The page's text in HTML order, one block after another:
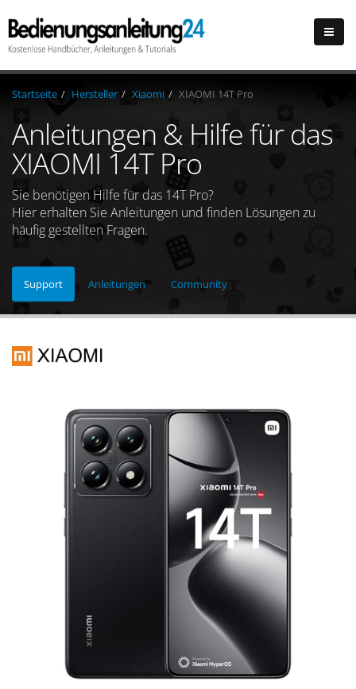
Startseite Hersteller Xiaomi XIAOMI 14T Pro
Anleitungen & Hilfe für das
XIAOMI 14T Pro
Sie benötigen Hilfe für das 14T Pro?
Hier erhalten Sie Anleitungen und finden Lösungen zu
häufig gestellten Fragen.
Support Anleitungen Community